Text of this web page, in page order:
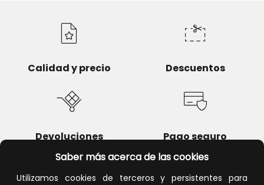
Saber más acerca de las cookies
Utilizamos cookies de terceros y persistentes para
Calidad y precio Descuentos
Devoluciones Pago seguro